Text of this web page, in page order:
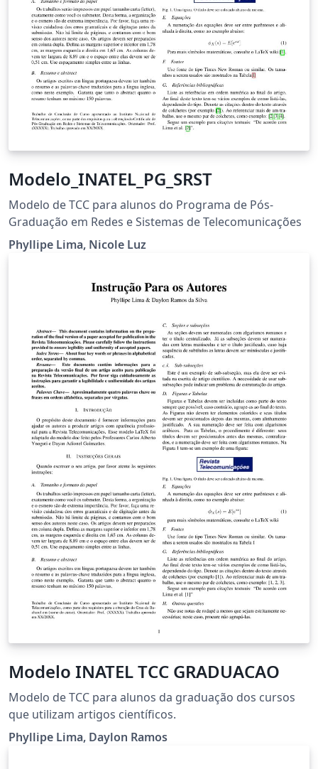
Modelo_INATEL_PG_SRST
Modelo de TCC para alunos do Programa de Pós-
Graduação em Redes e Sistemas de Telecomunicações
Phyllipe Lima, Nicole Luz
Modelo INATEL TCC GRADUACAO
Modelo de TCC para alunos da graduação dos cursos
que utilizam artigos científicos.
Phyllipe Lima, Daylon Ramos